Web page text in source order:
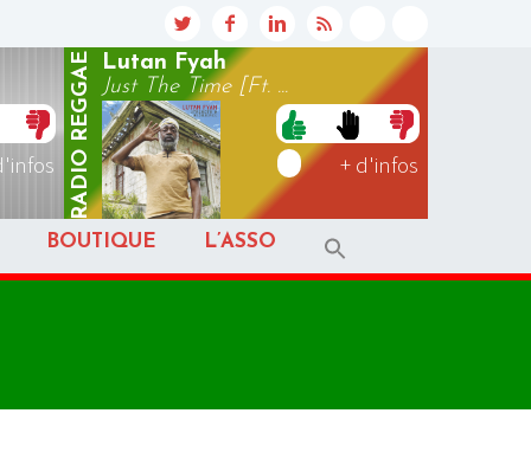
RADIO
REGGAE
Lutan Fyah
Just The Time [Ft. ...
+ d'infos
BOUTIQUE L’ASSO